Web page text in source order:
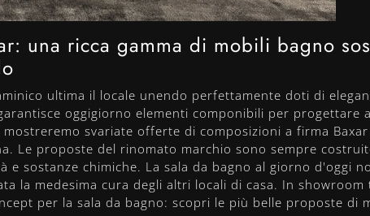
una ricca gamma di mobili bagno
ultima il locale unendo perfettamente doti di
oggigiorno elementi componibili per progettare
svariate offerte di composizioni a firma
Le proposte del rinomato marchio sono sempre
sostanze chimiche. La sala da bagno al giorno d'oggi
la medesima cura degli altri locali di casa. In showroom
per la sala da bagno: scopri le più belle proposte di